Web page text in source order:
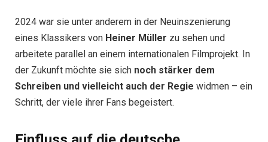
2024 war sie unter anderem in der Neuinszenierung
eines Klassikers von Heiner Müller zu sehen und
arbeitete parallel an einem internationalen Filmprojekt. In
der Zukunft möchte sie sich noch stärker dem
Schreiben und vielleicht auch der Regie widmen – ein
Schritt, der viele ihrer Fans begeistert.